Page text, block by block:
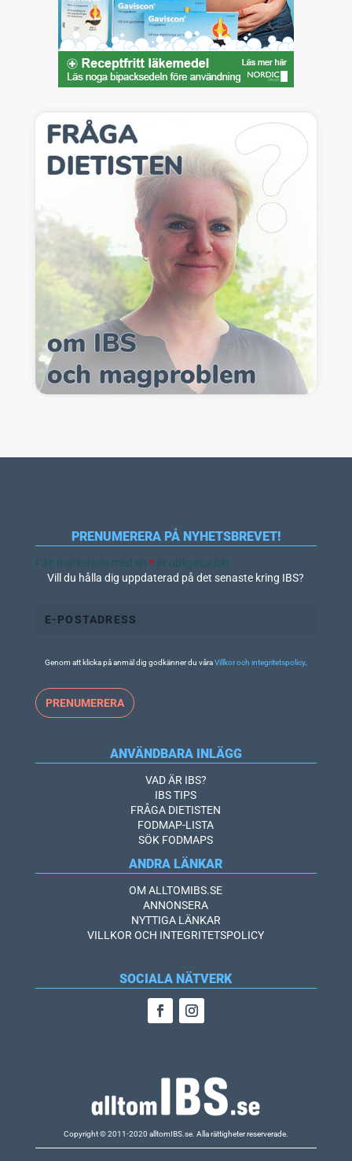
PRENUMERERA PÅ NYHETSBREVET!
Fält markerade med en *är obligatoriskt
Vill du hålla dig uppdaterad på det senaste kring IBS?
Genom att klicka på anmäl dig godkänner du våraVillkor och integritetspolicy.
ANVÄNDBARA INLÄGG
VAD ÄR IBS?
IBS TIPS
FRÅGA DIETISTEN
FODMAP-LISTA
SÖK FODMAPS
ANDRA LÄNKAR
OM ALLTOMIBS.SE
ANNONSERA
NYTTIGA LÄNKAR
VILLKOR OCH INTEGRITETSPOLICY
SOCIALA NÄTVERK
Copyright © 2011-2020 alltomIBS.se. Alla rättigheter reserverade.